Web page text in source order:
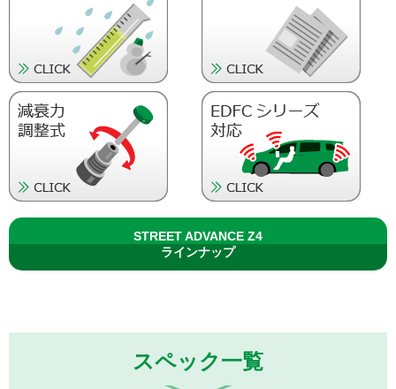
STREET ADVANCE Z4
ラインナップ
スペック一覧